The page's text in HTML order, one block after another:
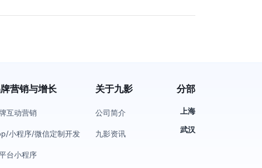
营销与增长
互动营销
小程序/微信定制开发
台小程序
关于九影
公司简介
九影资讯
分部
上海
武汉